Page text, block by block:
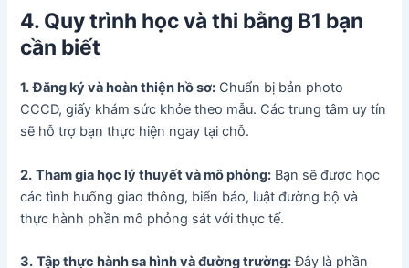
4. Quy trình học và thi bằng B1 bạn
cần biết
1. Đăng ký và hoàn thiện hồ sơ: Chuẩn bị bản photo
CCCD, giấy khám sức khỏe theo mẫu. Các trung tâm uy tín
sẽ hỗ trợ bạn thực hiện ngay tại chỗ.
2. Tham gia học lý thuyết và mô phỏng: Bạn sẽ được học
các tình huống giao thông, biển báo, luật đường bộ và
thực hành phần mô phỏng sát với thực tế.
3. Tập thực hành sa hình và đường trường:Đây là phần